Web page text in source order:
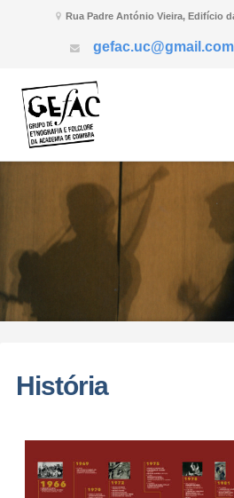
Rua Padre António Vieira, Edifício
gefac.uc@gmail.com
História